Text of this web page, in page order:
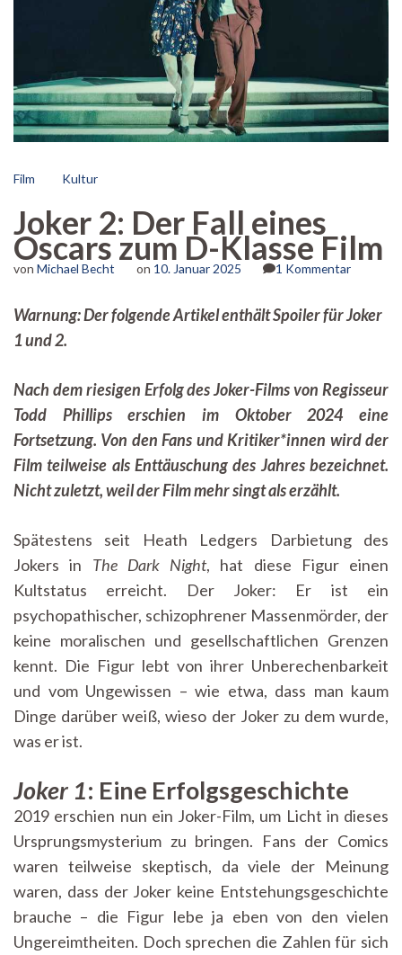
Film Kultur
Joker 2: Der Fall eines
Oscars zum D-Klasse Film
von Michael Becht on 10. Januar 2025 1 Kommentarzu
Der
zum
D-
Film
Warnung: Der folgende Artikel enthält Spoiler für Joker
1 und 2.
Nach dem riesigen Erfolg des Joker-Films von Regisseur
Todd Phillips erschien im Oktober 2024 eine
Fortsetzung. Von den Fans und Kritiker*innen wird der
Film teilweise als Enttäuschung des Jahres bezeichnet.
Nicht zuletzt, weil der Film mehr singt als erzählt.
Spätestens seit Heath Ledgers Darbietung des
Jokers in The Dark Night, hat diese Figur einen
Kultstatus erreicht. Der Joker: Er ist ein
psychopathischer, schizophrener Massenmörder, der
keine moralischen und gesellschaftlichen Grenzen
kennt. Die Figur lebt von ihrer Unberechenbarkeit
und vom Ungewissen – wie etwa, dass man kaum
Dinge darüber weiß, wieso der Joker zu dem wurde,
was er ist.
Joker 1: Eine Erfolgsgeschichte
2019 erschien nun ein Joker-Film, um Licht in dieses
Ursprungsmysterium zu bringen. Fans der Comics
waren teilweise skeptisch, da viele der Meinung
waren, dass der Joker keine Entstehungsgeschichte
brauche – die Figur lebe ja eben von den vielen
Ungereimtheiten. Doch sprechen die Zahlen für sich